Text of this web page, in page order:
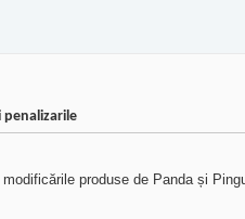
penalizarile
produse de Panda și